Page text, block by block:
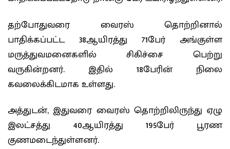
தற்போதுவரை வைரஸ் தொற்றினால்
பாதிக்கப்பட்ட 38ஆயிரத்து 71பேர் அங்குள்ள
மருத்துவமனைகளில் சிகிச்சை பெற்று
வருகின்றனர். இதில் 18பேரின் நிலை
கவலைக்கிடமாக உள்ளது.
அத்துடன், இதுவரை வைரஸ் தொற்றிலிருந்து ஏழு
இலட்சத்து 40ஆயிரத்து 195பேர் பூரண
குணமடைந்துள்ளனர்.